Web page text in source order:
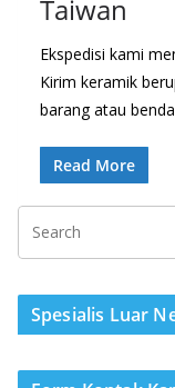
Taiwan
Ekspedisi kami
Kirim keramik
barang atau
Read More
Spesialis Luar